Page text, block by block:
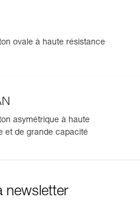
ovale à haute résistance
asymétrique à haute
et de grande capacité
newsletter